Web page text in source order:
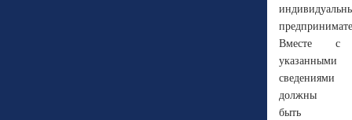
Вместе с
указанными
сведениями
должны
быть